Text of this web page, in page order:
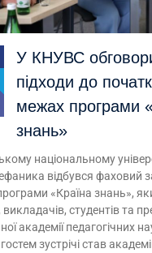
У КНУВС
підходи до
межах програми
знань»
національному
відбувся фаховий
«Країна знань»,
викладачів, студентів та
академії педагогічних
зустрічі став